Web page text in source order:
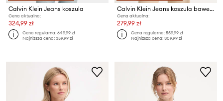
Calvin Klein Jeans koszula
Cena aktualna:
324,99 zł
Cena regularna:649,99 zł
Najniższa cena:359,99 zł
Calvin Klein Jeans koszula bawełniana
Cena aktualna:
279,99 zł
Cena regularna:559,99 zł
Najniższa cena:309,99 zł